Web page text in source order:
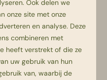
gaat de deur of het
kan je direct
dus kun
vergeten.
Ook delen we
onze site met onze
en analyse. Deze
combineren met
heeft verstrekt of die ze
uw gebruik van hun
van, waarbij de